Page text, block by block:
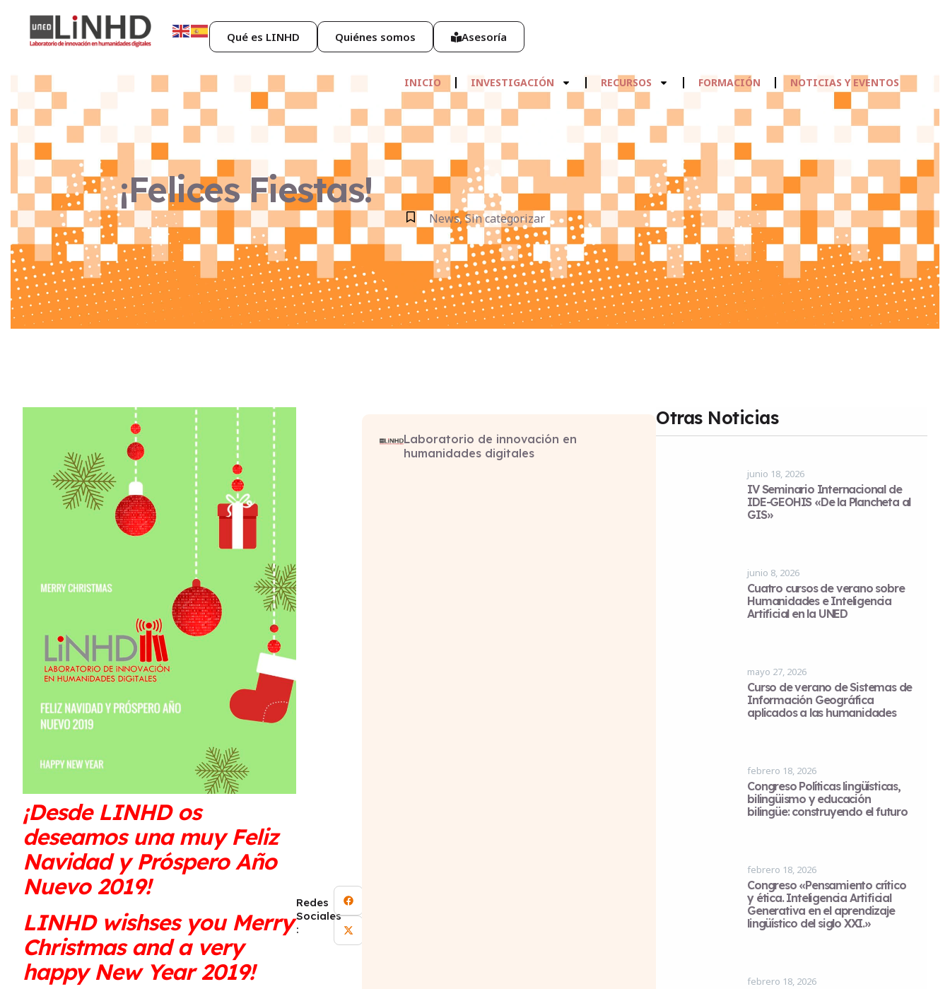
Qué es LINHD Quiénes somos Asesoría
INICIO INVESTIGACIÓN RECURSOS FORMACIÓN NOTICIAS Y EVENTOS
¡Felices Fiestas!
News, Sin categorizar
¡Desde LINHD os
deseamos una muy Feliz
Navidad y Próspero Año
Nuevo 2019!
LINHD wishses you Merry
Christmas and a very
happy New Year 2019!
Redes
Sociales
:
Laboratorio de innovación en
humanidades digitales
Otras Noticias
junio 18, 2026
IV Seminario Internacional de
IDE-GEOHIS «De la Plancheta al
GIS»
junio 8, 2026
Cuatro cursos de verano sobre
Humanidades e Inteligencia
Artificial en la UNED
mayo 27, 2026
Curso de verano de Sistemas de
Información Geográfica
aplicados a las humanidades
febrero 18, 2026
Congreso Políticas lingüísticas,
bilingüismo y educación
bilingüe: construyendo el futuro
febrero 18, 2026
Congreso «Pensamiento crítico
y ética. Inteligencia Artificial
Generativa en el aprendizaje
lingüístico del siglo XXI.»
febrero 18, 2026